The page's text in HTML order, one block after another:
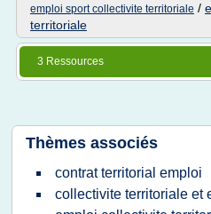
emploi sport collectivite territoriale /
territoriale
3 Ressources
Thèmes associés
contrat territorial emploi
collectivite territoriale et